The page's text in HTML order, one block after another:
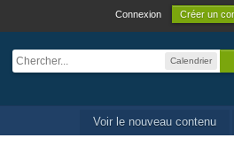
Connexion Créer un
Calendrier
Voir le nouveau contenu